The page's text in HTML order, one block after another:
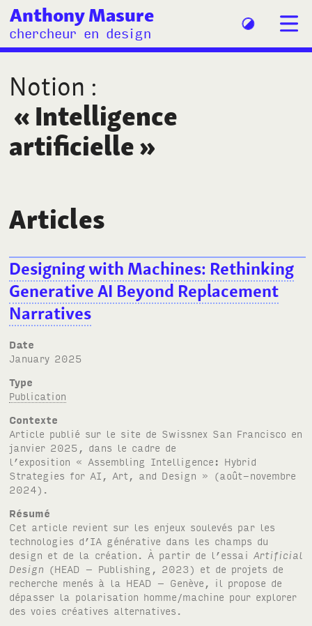
Anthony Masure
chercheur en design
Notion :
« Intelligence
artificielle»
Articles
Designing with Machines: Rethinking
Generative AI Beyond Replacement
Narratives
Date
January 2025
Type
Publication
Contexte
Article publié sur le site de Swissnex San Francisco en
janvier 2025, dans le cadre de
l’exposition « Assembling Intelligence: Hybrid
Strategies for AI, Art, and Design » (août-novembre
2024).
Résumé
Cet article revient sur les enjeux soulevés par les
technologies d’IA générative dans les champs du
design et de la création. À partir de l’essai Artificial
Design (HEAD – Publishing, 2023) et de projets de
recherche menés à la HEAD – Genève, il propose de
dépasser la polarisation homme/machine pour explorer
des voies créatives alternatives.